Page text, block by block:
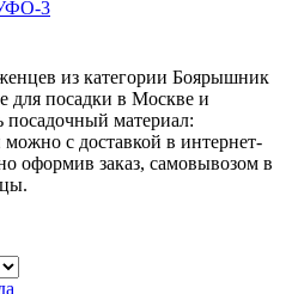
из категории Боярышник
для посадки в Москве и
посадочный материал:
с доставкой в интернет-
оформив заказ, самовывозом в